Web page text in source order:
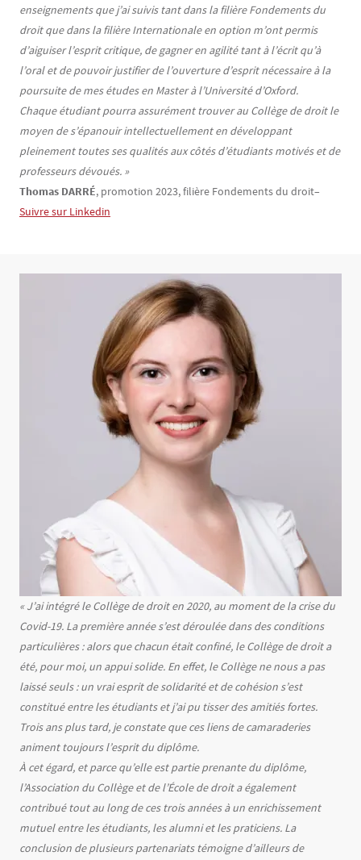
enseignements que j’ai suivis tant dans la filière Fondements du
droit que dans la filière Internationale en option m’ont permis
d’aiguiser l’esprit critique, de gagner en agilité tant à l’écrit qu’à
l’oral et de pouvoir justifier de l’ouverture d’esprit nécessaire à la
poursuite de mes études en Master à l’Université d’Oxford.
Chaque étudiant pourra assurément trouver au Collège de droit le
moyen de s’épanouir intellectuellement en développant
pleinement toutes ses qualités aux côtés d’étudiants motivés et de
professeurs dévoués. »
Thomas DARRÉ, promotion 2023, filière Fondements du droit–
Suivre sur Linkedin
Texte
« J’ai intégré le Collège de droit en 2020, au moment de la crise du
Covid-19. La première année s’est déroulée dans des conditions
particulières : alors que chacun était confiné, le Collège de droit a
été, pour moi, un appui solide. En effet, le Collège ne nous a pas
laissé seuls : un vrai esprit de solidarité et de cohésion s’est
constitué entre les étudiants et j’ai pu tisser des amitiés fortes.
Trois ans plus tard, je constate que ces liens de camaraderies
animent toujours l’esprit du diplôme.
À cet égard, et parce qu’elle est partie prenante du diplôme,
l’Association du Collège et de l’École de droit a également
contribué tout au long de ces trois années à un enrichissement
mutuel entre les étudiants, les alumni et les praticiens. La
conclusion de plusieurs partenariats témoigne d’ailleurs de